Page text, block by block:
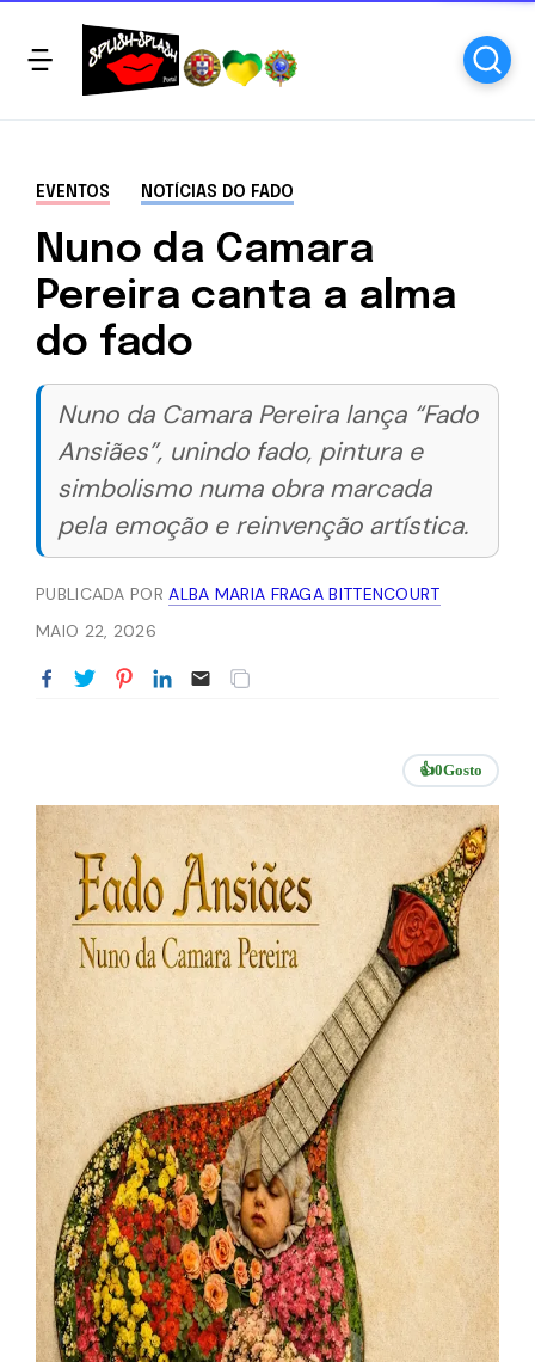
EVENTOS NOTÍCIAS DO FADO
Nuno da Camara
Pereira canta a alma
do fado
Nuno da Camara Pereira lança “Fado
Ansiães”, unindo fado, pintura e
simbolismo numa obra marcada
pela emoção e reinvenção artística.
PUBLICADA PORALBA MARIA FRAGA BITTENCOURT
MAIO 22, 2026
👍0Gosto